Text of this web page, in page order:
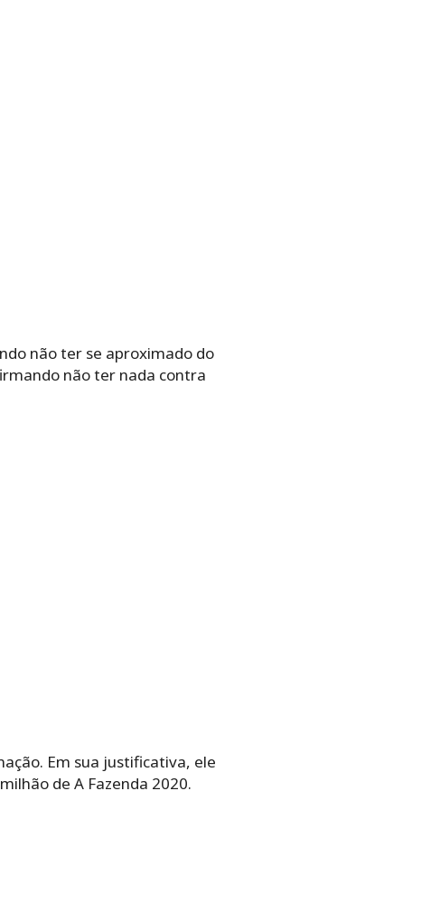
não ter se aproximado do
não ter nada contra
Em sua justificativa, ele
de A Fazenda 2020.